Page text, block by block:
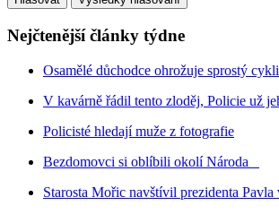
Nejčtenější články týdne
Osamělé důchodce ohrožuje sprostý
V kavárně řádil tento zloděj, Policie už
Policisté hledají muže z fotografie
Bezdomovci si oblíbili okolí Národa
Starosta Mořic navštívil prezidenta Pavla